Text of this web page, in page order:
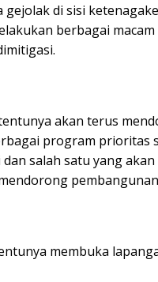
di sisi
berbagai
akan terus
program prioritas
salah satu yang
membuka